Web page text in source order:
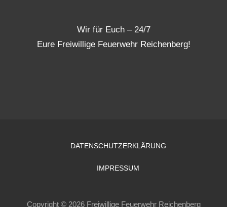
Wir für Euch – 24/7
Eure Freiwillige Feuerwehr Reichenberg!
DATENSCHUTZERKLÄRUNG
IMPRESSUM
Copyright © 2026 Freiwillige Feuerwehr Reichenberg